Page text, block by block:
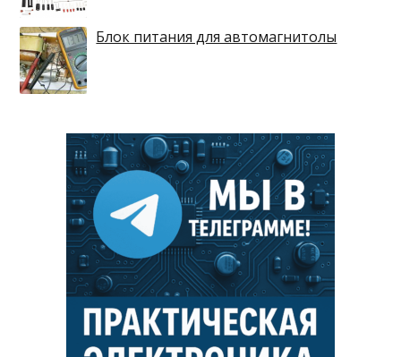
Блок питания для автомагнитолы